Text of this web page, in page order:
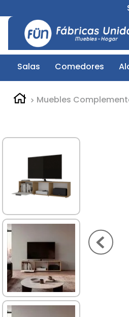
Salas Comedores
Muebles